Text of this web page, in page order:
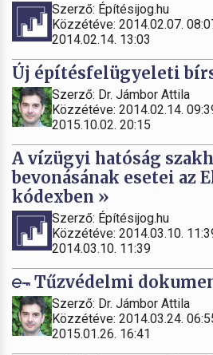
Szerző: Építésijog.hu
Közzétéve: 2014.02.07.
2014.02.14. 13:03
Új építésfelügyeleti
Szerző: Dr. Jámbor Attila
Közzétéve: 2014.02.14.
2015.10.02. 20:15
A vízügyi hatóság
bevonásának esetei az
kódexben »
Szerző: Építésijog.hu
Közzétéve: 2014.03.10.
2014.03.10. 11:39
Tűzvédelmi
Szerző: Dr. Jámbor Attila
Közzétéve: 2014.03.24.
2015.01.26. 16:41